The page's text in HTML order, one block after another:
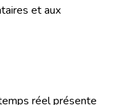
et aux
réel présente